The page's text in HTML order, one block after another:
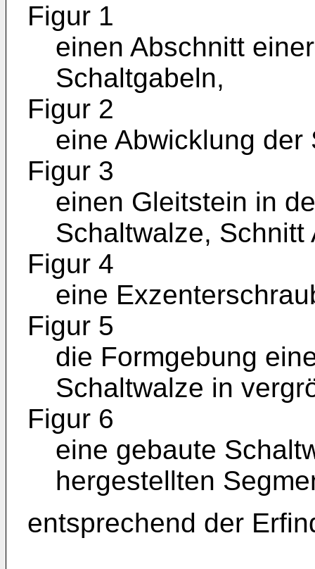
Figur 1
einen Abschnitt
Schaltgabeln,
Figur 2
eine Abwicklung der
Figur 3
einen Gleitstein in
Schaltwalze, Schnitt
Figur 4
eine
Figur 5
die Formgebung
Schaltwalze in
Figur 6
eine gebaute
hergestellten
entsprechend der